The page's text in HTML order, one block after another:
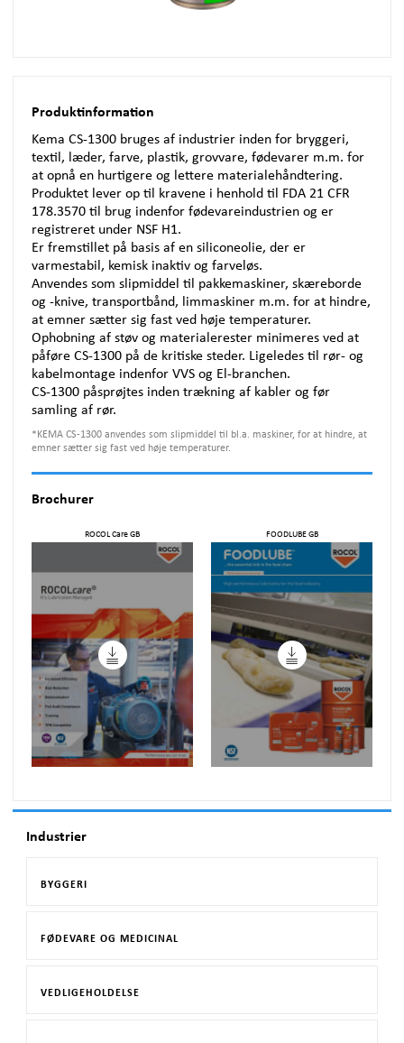
Produktinformation
Kema CS-1300 bruges af industrier inden for bryggeri,
textil, læder, farve, plastik, grovvare, fødevarer m.m. for
at opnå en hurtigere og lettere materialehåndtering.
Produktet lever op til kravene i henhold til FDA 21 CFR
178.3570 til brug indenfor fødevareindustrien og er
registreret under NSF H1.
Er fremstillet på basis af en siliconeolie, der er
varmestabil, kemisk inaktiv og farveløs.
Anvendes som slipmiddel til pakkemaskiner, skæreborde
og -knive, transportbånd, limmaskiner m.m. for at hindre,
at emner sætter sig fast ved høje temperaturer.
Ophobning af støv og materialerester minimeres ved at
påføre CS-1300 på de kritiske steder. Ligeledes til rør- og
kabelmontage indenfor VVS og El-branchen.
CS-1300 påsprøjtes inden trækning af kabler og før
samling af rør.
* KEMA CS-1300 anvendes som slipmiddel til bl.a. maskiner, for at hindre, at
emner sætter sig fast ved høje temperaturer.
Brochurer
ROCOL Care GB FOODLUBE GB
Industrier
BYGGERI
FØDEVARE OG MEDICINAL
VEDLIGEHOLDELSE